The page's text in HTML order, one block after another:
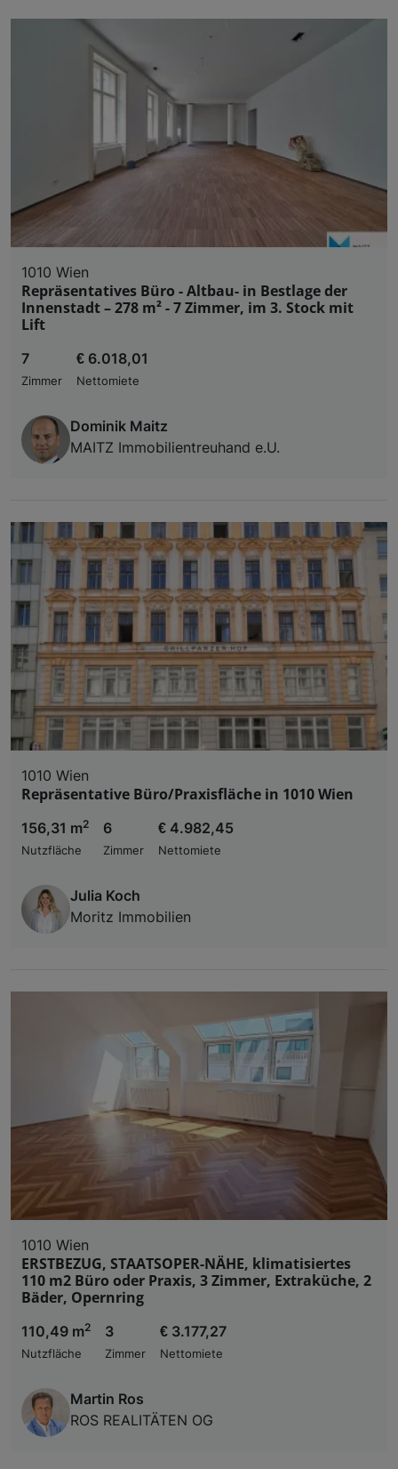
1010 Wien
Repräsentatives Büro - Altbau- in Bestlage der
Innenstadt – 278 m² - 7 Zimmer, im 3. Stock mit
Lift
7
Zimmer
€ 6.018,01
Nettomiete
Dominik Maitz
MAITZ Immobilientreuhand e.U.
1010 Wien
Repräsentative Büro/Praxisfläche in 1010 Wien
156,31 m2
Nutzfläche
6
Zimmer
€ 4.982,45
Nettomiete
Julia Koch
Moritz Immobilien
1010 Wien
ERSTBEZUG, STAATSOPER-NÄHE, klimatisiertes
110 m2 Büro oder Praxis, 3 Zimmer, Extraküche, 2
Bäder, Opernring
110,49 m2
Nutzfläche
3
Zimmer
€ 3.177,27
Nettomiete
Martin Ros
ROS REALITÄTEN OG